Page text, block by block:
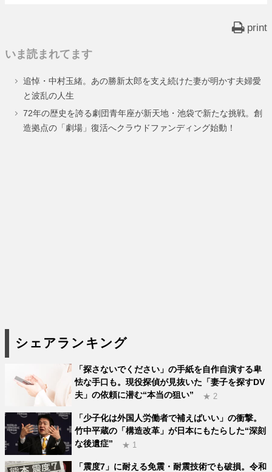
print
いま読まれてます
追悼・中村玉緒。あの勝新太郎を支え続けた妻が明かす夫婦愛
と波乱の人生
72年の歴史を誇る劇団青年座が新天地・池袋で新たな挑戦。創
造拠点の「劇場」復活へクラウドファンディング始動！
シェアランキング
「探さないでください」の手紙を自作自演する卑
怯な手口も。現役探偵が見抜いた「妻子を探すDV
夫」の依頼に潜む“本当の狙い”
★ 2
「少子化は外国人労働者で補えばいい」の衝撃。
竹中平蔵の「構造改革」が日本にもたらした“深刻
な後遺症”
★ 1
「震度7」に耐える免震・耐震技術でも破損。令和